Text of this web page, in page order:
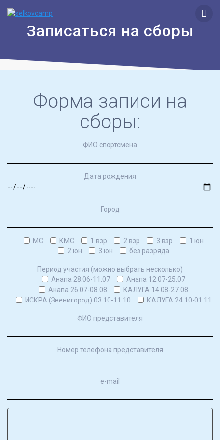
Записаться на сборы
Форма записи на
сборы:
ФИО спортсмена
Дата рождения
Город
МС КМС 1 взр 2 взр 3 взр
1 юн
2 юн
3 юн без разряда
Период участия (можно выбрать несколько)
Анапа 28.06-11.07
Анапа 12.07-25.07
Анапа 26.07-08.08
КАЛУГА 14.08-27.08
ИСКРА (Звенигород) 03.10-11.10
КАЛУГА 24.10-01.11
ФИО представителя
Номер телефона представителя
e-mail